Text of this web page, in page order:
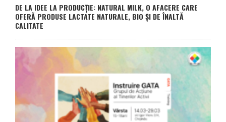
DE LA IDEE LA PRODUCȚIE: NATURAL MILK, O AFACERE CARE
OFERĂ PRODUSE LACTATE NATURALE, BIO ȘI DE ÎNALTĂ
CALITATE